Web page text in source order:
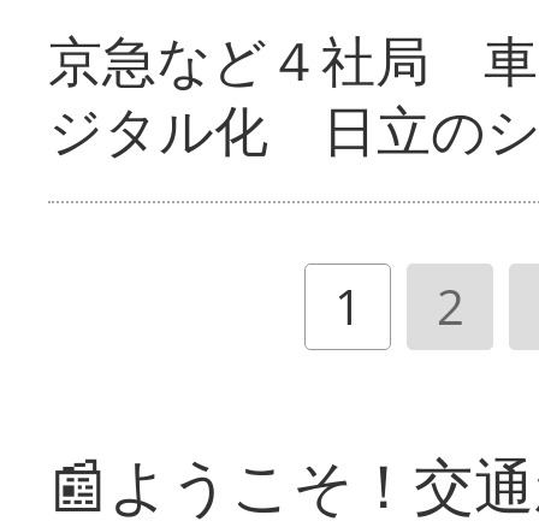
京急など４社局
ジタル化 日立の
1 2
📰ようこそ！交